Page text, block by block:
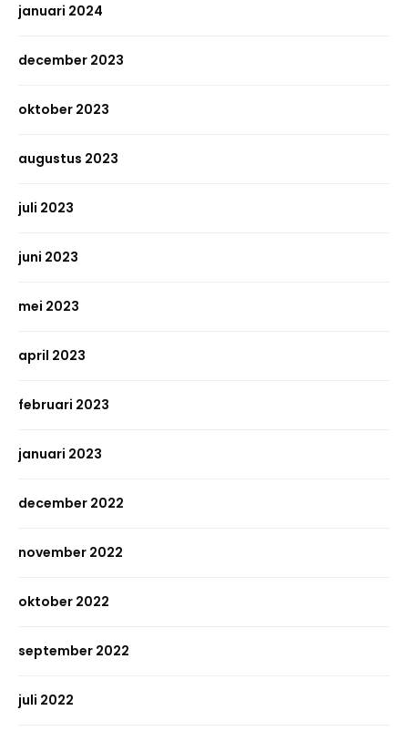
januari 2024
december 2023
oktober 2023
augustus 2023
juli 2023
juni 2023
mei 2023
april 2023
februari 2023
januari 2023
december 2022
november 2022
oktober 2022
september 2022
juli 2022